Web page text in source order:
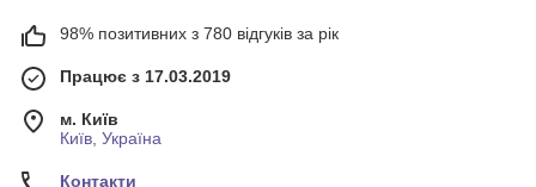
98% позитивних з 780 відгуків за рік
Працює з 17.03.2019
м. Київ
Київ, Україна
Контакти